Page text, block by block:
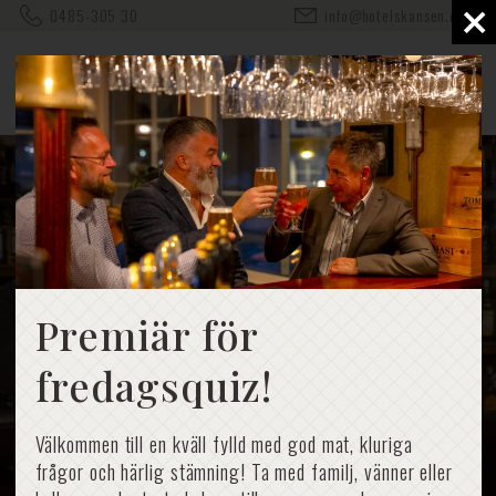
Premiär för
fredagsquiz!
Välkommen till en kväll fylld med god mat, kluriga
frågor och härlig stämning! Ta med familj, vänner eller
info@hotelskansen.com
Whiskyprovnin
g